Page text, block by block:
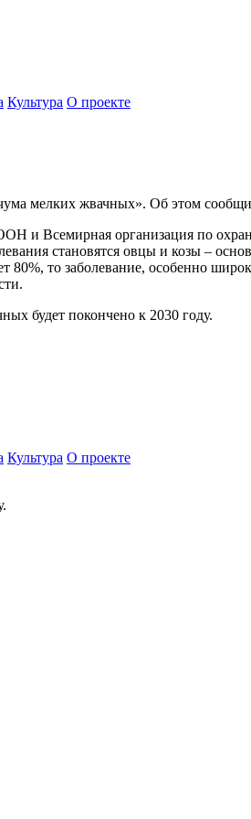
Культура О проекте
мелких жвачных». Об этом
и Всемирная организация по
становятся овцы и козы –
то заболевание, особенно
будет покончено к 2030 году.
Культура О проекте